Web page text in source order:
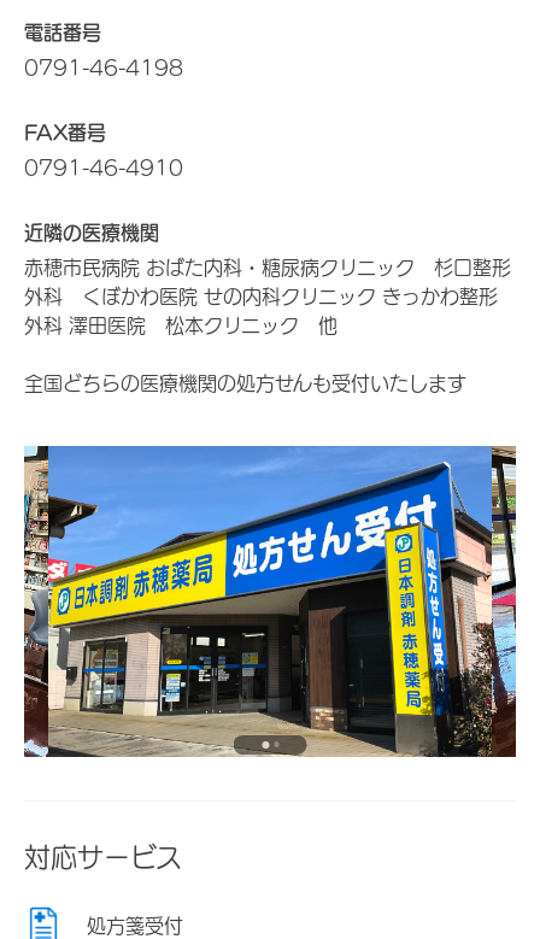
電話番号
0791-46-4198
FAX番号
0791-46-4910
近隣の医療機関
赤穂市民病院 おばた内科・糖尿病クリニック 杉口整形
外科 くぼかわ医院 せの内科クリニック きっかわ整形
外科 澤田医院 松本クリニック 他
全国どちらの医療機関の処方せんも受付いたします
対応サービス
処方箋受付